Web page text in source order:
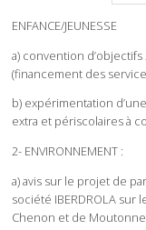
ENFANCE/JEUNESSE
a) convention d’objectifs
(financement des
b) expérimentation
extra et périscolaires à
2- ENVIRONNEMENT :
a) avis sur le projet de
société IBERDROLA sur
Chenon et de